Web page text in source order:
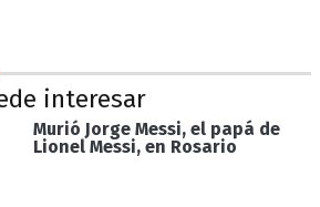
interesar
Murió Jorge Messi, el papá de
Lionel Messi, en Rosario